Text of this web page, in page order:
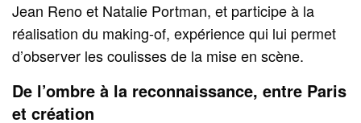
Jean Reno et Natalie Portman, et participe à la
réalisation du making-of, expérience qui lui permet
d’observer les coulisses de la mise en scène.
De l’ombre à la reconnaissance, entre Paris
et création